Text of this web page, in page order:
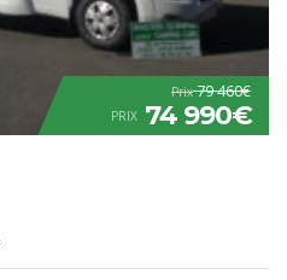
Prix79 460€
PRIX 74 990€